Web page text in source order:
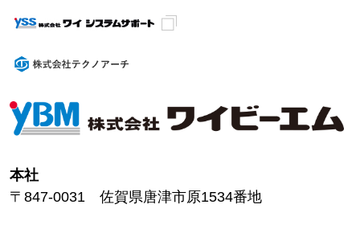
本社
〒847-0031 佐賀県唐津市原1534番地